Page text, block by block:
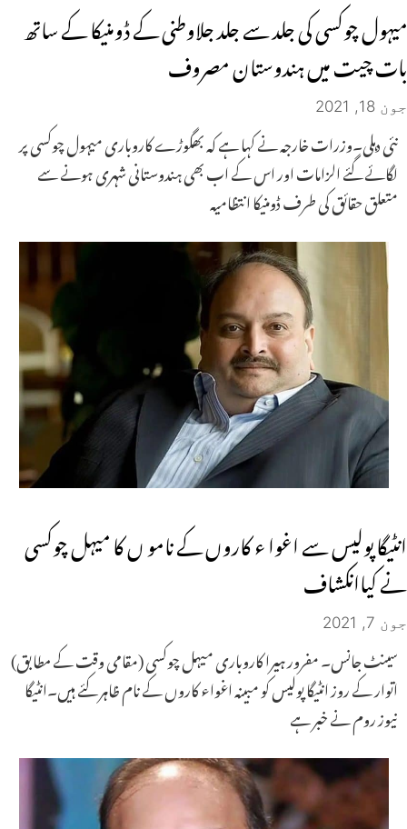
میہول چوکسی کی جلد سے جلد جلاوطنی کے ڈومنیکا کے ساتھ
بات چیت میں ہندوستان مصروف
جون 18, 2021
نئی دہلی۔وزرات خارجہ نے کہا ہے کہ بھگوڑے کاروباری میہول چوکسی پر
لگائے گئے الزامات اور اس کے اب بھی ہندوستانی شہری ہونے سے
متعلق حقائق کی طرف ڈومنیکا انتظامیہ
انٹیگا پولیس سے اغوا ء کاروں کے نامو ں کا میہل چوکسی
نے کیاانکشاف
جون 7, 2021
سینٹ جانس۔ مفرور ہیرا کاروباری میہل چوکسی (مقامی وقت کے مطابق)
اتوار کے روز انٹیگا پولیس کو مبینہ اغواء کاروں کے نام ظاہر کئے ہیں۔انٹیگا
نیوز روم نے خبر ہے